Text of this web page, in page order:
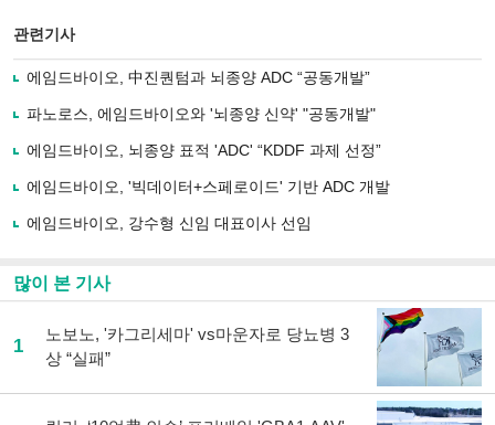
로
기
사
유
기
관련기사
에임드바이오, 中진퀀텀과 뇌종양 ADC “공동개발”
파노로스, 에임드바이오와 '뇌종양 신약' "공동개발"
에임드바이오, 뇌종양 표적 'ADC' “KDDF 과제 선정”
에임드바이오, '빅데이터+스페로이드' 기반 ADC 개발
에임드바이오, 강수형 신임 대표이사 선임
많이 본 기사
1
노보노, '카그리세마' vs마운자로 당뇨병 3
상 “실패”